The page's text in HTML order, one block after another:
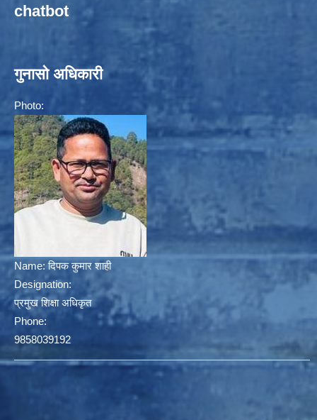
chatbot
गुनासो अधिकारी
Photo:
Name:दिपक कुमार शाही
Designation:
प्रमुख शिक्षा अधिकृत
Phone:
9858039192